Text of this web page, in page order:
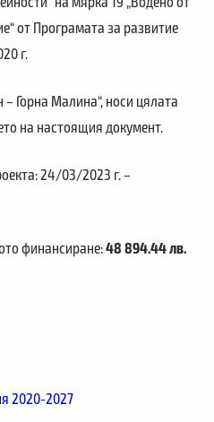
от Програмата за развитие
г.
Горна Малина“, носи цялата
на настоящия документ.
24/03/2023 г. –
финансиране:48 894.44 лв.
2020-2027